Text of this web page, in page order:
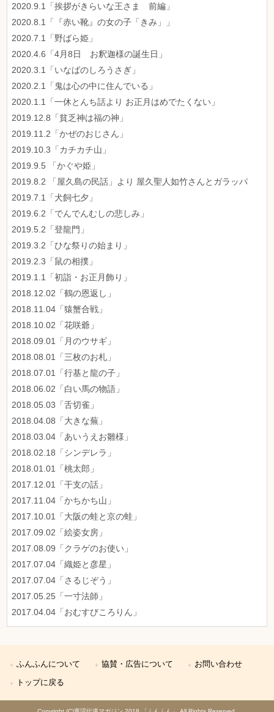
2020.9.1「挨拶がきらいな王さま 前編」
2020.8.1「『赤い靴』の女の子「きみ」」
2020.7.1「野ばら姫」
2020.4.6「4月8日 お釈迦様の誕生日」
2020.3.1「いなばのしろうさぎ」
2020.2.1「鬼は心の中に住んでいる」
2020.1.1「一休とんち話より お正月はめでたくない」
2019.12.8「貧乏神は福の神」
2019.11.2「かぜのおじさん」
2019.10.3「カチカチ山」
2019.9.5 「かぐや姫」
2019.8.2 「屋久島の民話」より 屋久聖人如竹さんとガラッパ
2019.7.1「犬飼七夕」
2019.6.2「でんでんむしの悲しみ」
2019.5.2「登龍門」
2019.3.2「ひな祭りの始まり」
2019.2.3「鼠の相撲」
2019.1.1「初詣・お正月飾り」
2018.12.02「鶴の恩返し」
2018.11.04「猿蟹合戦」
2018.10.02「花咲爺」
2018.09.01「月のウサギ」
2018.08.01「三枚のお札」
2018.07.01「行基と龍の子」
2018.06.02「白い馬の物語」
2018.05.03「舌切雀」
2018.04.08「大きな蕪」
2018.03.04「あいうえお雛様」
2018.02.18「シンデレラ」
2018.01.01「桃太郎」
2017.12.01「干支の話」
2017.11.04「かちかち山」
2017.10.01「大阪の蛙と京の蛙」
2017.09.02「絵姿女房」
2017.08.09「クラゲのお使い」
2017.07.04「織姫と彦星」
2017.07.04「さるじぞう」
2017.05.25「一寸法師」
2017.04.04「おむすびころりん」
ふんふんについて 協賛・広告について お問い合わせ
トップに戻る